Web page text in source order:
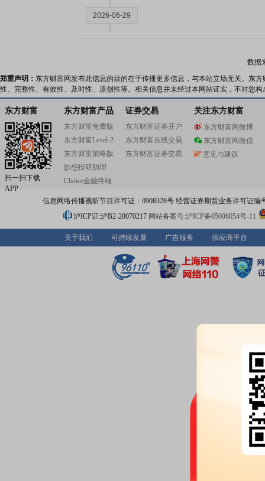
2026-06-29
2026-06-24
龙虎榜：
2026年06月24日因“日
2026-06-22
公告：2026年06月22日发布《
2026-06-18
大宗交易：2026年06月18日共
2026年06月16日发布
2022年股票期权激励计划首次
2026年06月13日公
366391户，比上期减少20487户
数据
郑重声明： 东方财富网发布此信息的目的在于传播更多信息，与本站立场无关。东
性、完整性、有效性、及时性、原创性等。相关信息并未经过本网站证实，不对您
东方财富
扫一扫下载
APP
东方财富产品
东方财富免费版
东方财富Level-2
东方财富策略版
妙想投研助理
Choice金融终端
证券交易
东方财富证券开户
东方财富在线交易
东方财富证券交易
关注东方财富
东方财富网微博
东方财富网微信
意见与建议
信息网络传播视听节目许可证：0908328号 经营证券期货业务许可证编
沪ICP证:沪B2-20070217 网站备案号:沪ICP备05006054号-11
关于我们 可持续发展 广告服务 供应商平台